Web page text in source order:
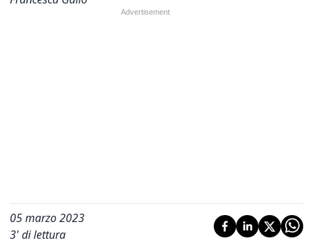
05 marzo 2023
3' di lettura